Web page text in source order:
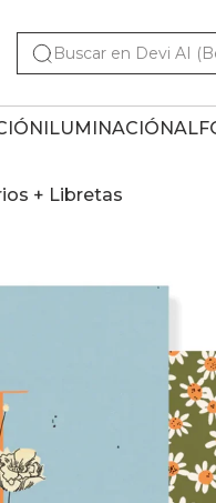
ILUMINACIÓN
+ Libretas